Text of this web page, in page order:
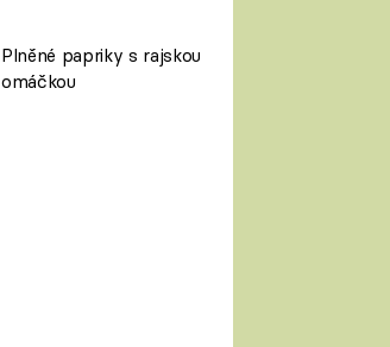
Plněné papriky s rajskou
omáčkou